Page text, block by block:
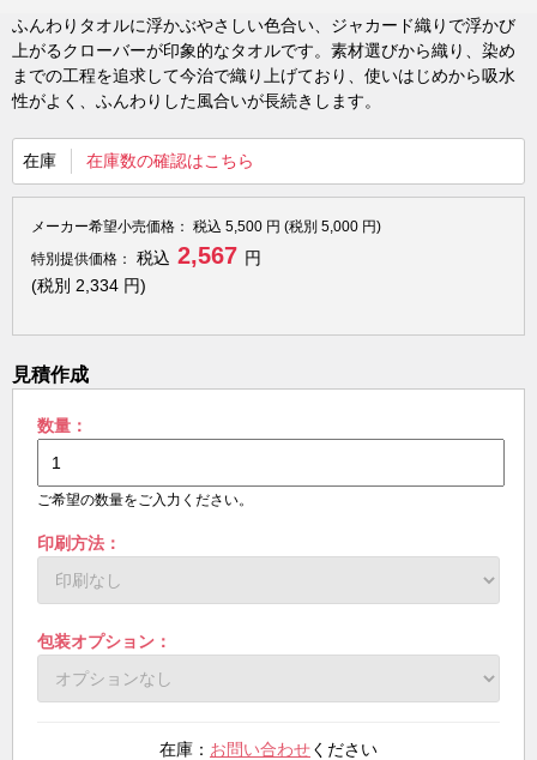
ふんわりタオルに浮かぶやさしい色合い、ジャカード織りで浮かび
上がるクローバーが印象的なタオルです。素材選びから織り、染め
までの工程を追求して今治で織り上げており、使いはじめから吸水
性がよく、ふんわりした風合いが長続きします。
在庫 在庫数の確認はこちら
メーカー希望小売価格： 税込 5,500 円 (税別 5,000 円)
特別提供価格：
税込 2,567 円
(税別 2,334 円)
見積作成
数量：
ご希望の数量をご入力ください。
印刷方法：
包装オプション：
在庫： お問い合わせください